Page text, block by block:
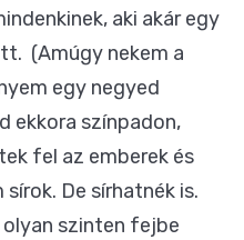
aki akár egy
(Amúgy nekem a
egy negyed
ekkora színpadon,
fel az emberek és
De sírhatnék is.
olyan szinten fejbe